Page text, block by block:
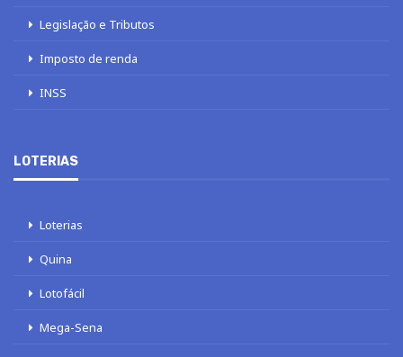
Legislação e Tributos
Imposto de renda
INSS
LOTERIAS
Loterias
Quina
Lotofácil
Mega-Sena